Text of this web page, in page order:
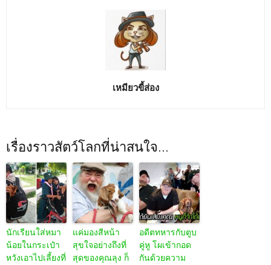
เหมียวขี้ส่อง
เรื่องราวสัตว์โลกที่น่าสนใจ...
นักเรียนใส่หมา
น้อยในกระเป๋า
หวังเอาไปเลี้ยงที่
แค่มองสีหน้า
สุขใจอย่างถึงที่
สุดของคุณลุง ก็
อดีตทหารกับตูบ
คู่หู โผเข้ากอด
กันด้วยความ